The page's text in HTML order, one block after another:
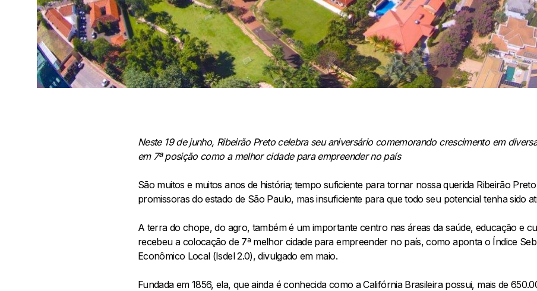
Neste 19 de junho, Ribeirão Preto celebra seu aniversário comemorando crescimento em
em 7ª posição como a melhor cidade para empreender no país
São muitos e muitos anos de história; tempo suficiente para tornar nossa querida Ribeirão
promissoras do estado de São Paulo, mas insuficiente para que todo seu potencial tenha sido
A terra do chope, do agro, também é um importante centro nas áreas da saúde, educação e
recebeu a colocação de 7ª melhor cidade para empreender no país, como aponta o Índice
Econômico Local (Isdel 2.0), divulgado em maio.
Fundada em 1856, ela, que ainda é conhecida como a Califórnia Brasileira possui, mais de